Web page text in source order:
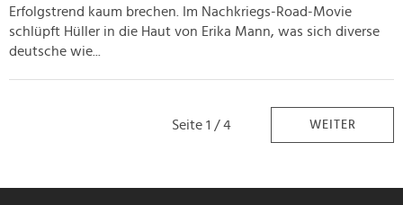
Erfolgstrend kaum brechen. Im Nachkriegs-Road-Movie
schlüpft Hüller in die Haut von Erika Mann, was sich diverse
deutsche wie...
Seite 1 / 4 WEITER